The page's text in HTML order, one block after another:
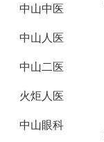
中山中医
中山人医
中山二医
火炬人医
中山眼科